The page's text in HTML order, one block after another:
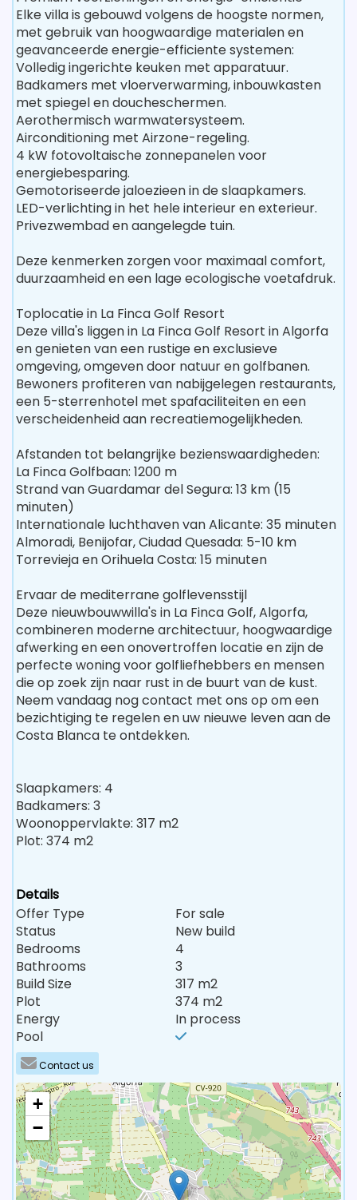
Elke villa is gebouwd volgens de hoogste normen,
met gebruik van hoogwaardige materialen en
geavanceerde energie-efficiente systemen:
Volledig ingerichte keuken met apparatuur.
Badkamers met vloerverwarming, inbouwkasten
met spiegel en doucheschermen.
Aerothermisch warmwatersysteem.
Airconditioning met Airzone-regeling.
4 kW fotovoltaische zonnepanelen voor
energiebesparing.
Gemotoriseerde jaloezieen in de slaapkamers.
LED-verlichting in het hele interieur en exterieur.
Privezwembad en aangelegde tuin.
Deze kenmerken zorgen voor maximaal comfort,
duurzaamheid en een lage ecologische voetafdruk.
Toplocatie in La Finca Golf Resort
Deze villa's liggen in La Finca Golf Resort in Algorfa
en genieten van een rustige en exclusieve
omgeving, omgeven door natuur en golfbanen.
Bewoners profiteren van nabijgelegen restaurants,
een 5-sterrenhotel met spafaciliteiten en een
verscheidenheid aan recreatiemogelijkheden.
Afstanden tot belangrijke bezienswaardigheden:
La Finca Golfbaan: 1200 m
Strand van Guardamar del Segura: 13 km (15
minuten)
Internationale luchthaven van Alicante: 35 minuten
Almoradi, Benijofar, Ciudad Quesada: 5-10 km
Torrevieja en Orihuela Costa: 15 minuten
Ervaar de mediterrane golflevensstijl
Deze nieuwbouwwilla's in La Finca Golf, Algorfa,
combineren moderne architectuur, hoogwaardige
afwerking en een onovertroffen locatie en zijn de
perfecte woning voor golfliefhebbers en mensen
die op zoek zijn naar rust in de buurt van de kust.
Neem vandaag nog contact met ons op om een
bezichtiging te regelen en uw nieuwe leven aan de
Costa Blanca te ontdekken.
Slaapkamers: 4
Badkamers: 3
Woonoppervlakte: 317 m2
Plot: 374 m2
Details
Offer Type
For sale
Status
New build
Bedrooms
4
Bathrooms
3
Build Size
317 m2
Plot
374 m2
Energy
In process
Pool
Contact us
+
−